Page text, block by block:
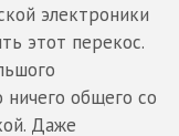
электроники
этот перекос.
общего со
Даже